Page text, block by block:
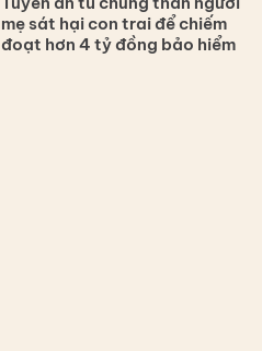
mẹ sát hại con trai để chiếm
đoạt hơn 4 tỷ đồng bảo hiểm